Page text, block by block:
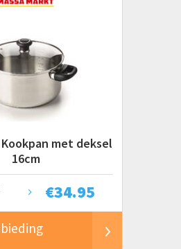
Kookpan met deksel
16cm
€34.95